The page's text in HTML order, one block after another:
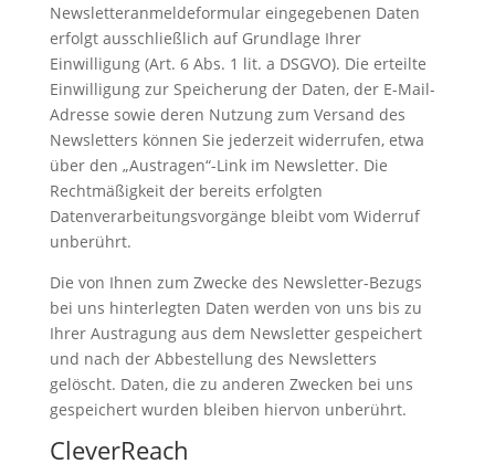
Newsletteranmeldeformular eingegebenen Daten
erfolgt ausschließlich auf Grundlage Ihrer
Einwilligung (Art. 6 Abs. 1 lit. a DSGVO). Die erteilte
Einwilligung zur Speicherung der Daten, der E-Mail-
Adresse sowie deren Nutzung zum Versand des
Newsletters können Sie jederzeit widerrufen, etwa
über den „Austragen“-Link im Newsletter. Die
Rechtmäßigkeit der bereits erfolgten
Datenverarbeitungsvorgänge bleibt vom Widerruf
unberührt.
Die von Ihnen zum Zwecke des Newsletter-Bezugs
bei uns hinterlegten Daten werden von uns bis zu
Ihrer Austragung aus dem Newsletter gespeichert
und nach der Abbestellung des Newsletters
gelöscht. Daten, die zu anderen Zwecken bei uns
gespeichert wurden bleiben hiervon unberührt.
CleverReach